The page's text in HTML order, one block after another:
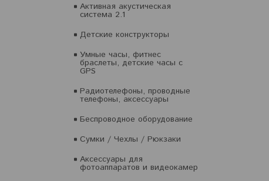
Активная акустическая
система 2.1
Детские конструкторы
Умные часы, фитнес
браслеты, детские часы с
GPS
Радиотелефоны, проводные
телефоны, аксессуары
Беспроводное оборудование
Сумки / Чехлы / Рюкзаки
Аксессуары для
фотоаппаратов и видеокамер